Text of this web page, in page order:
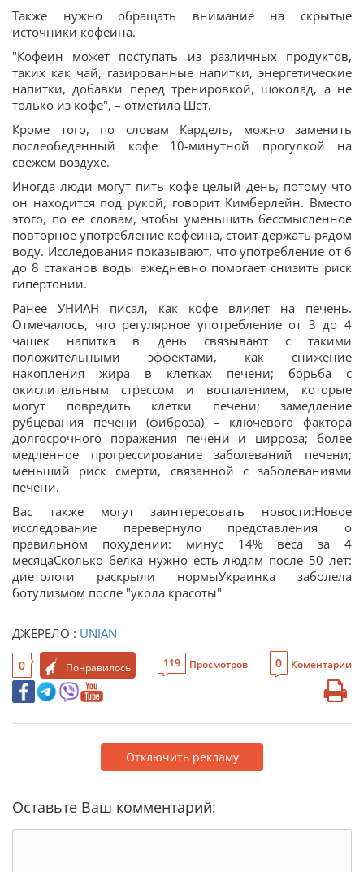
Также нужно обращать внимание на скрытые
источники кофеина.
"Кофеин может поступать из различных продуктов,
таких как чай, газированные напитки, энергетические
напитки, добавки перед тренировкой, шоколад, а не
только из кофе", – отметила Шет.
Кроме того, по словам Кардель, можно заменить
послеобеденный кофе 10-минутной прогулкой на
свежем воздухе.
Иногда люди могут пить кофе целый день, потому что
он находится под рукой, говорит Кимберлейн. Вместо
этого, по ее словам, чтобы уменьшить бессмысленное
повторное употребление кофеина, стоит держать рядом
воду. Исследования показывают, что употребление от 6
до 8 стаканов воды ежедневно помогает снизить риск
гипертонии.
Ранее УНИАН писал, как кофе влияет на печень.
Отмечалось, что регулярное употребление от 3 до 4
чашек напитка в день связывают с такими
положительными эффектами, как снижение
накопления жира в клетках печени; борьба с
окислительным стрессом и воспалением, которые
могут повредить клетки печени; замедление
рубцевания печени (фиброза) – ключевого фактора
долгосрочного поражения печени и цирроза; более
медленное прогрессирование заболеваний печени;
меньший риск смерти, связанной с заболеваниями
печени.
Вас также могут заинтересовать новости:Новое
исследование перевернуло представления о
правильном похудении: минус 14% веса за 4
месяцаСколько белка нужно есть людям после 50 лет:
диетологи раскрыли нормыУкраинка заболела
ботулизмом после "укола красоты"
ДЖЕРЕЛО : UNIAN
0 Понравилось 119 Просмотров 0 Коментарии
Отключить рекламу
Оставьте Ваш комментарий: